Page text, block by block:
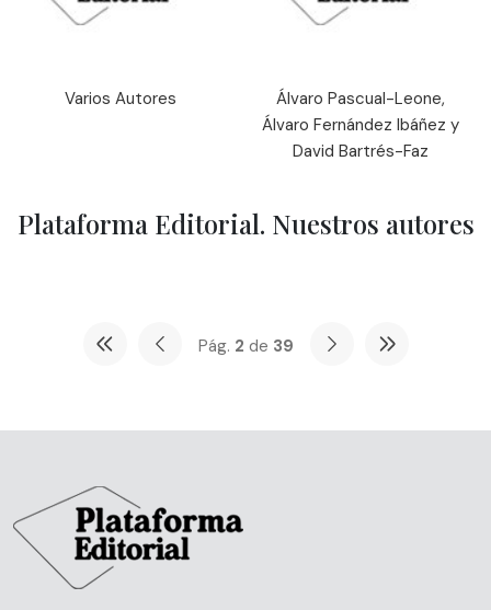
Varios Autores
Álvaro Pascual-Leone,
Álvaro Fernández Ibáñez y
David Bartrés-Faz
Plataforma Editorial. Nuestros autores
Pág. 2 de 39